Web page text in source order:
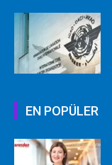
EN POPÜLER